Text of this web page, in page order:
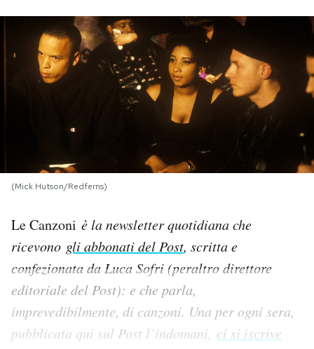
Economia
Sport
Altrecose
Mondiali calcio 2026
I MIEI PREFERITI
CALENDARIO
AREA PERSONALE
(Mick Hutson/Redferns)
Le Canzoni è la newsletter quotidiana che
ricevono gli abbonati del Post, scritta e
confezionata da Luca Sofri (peraltro direttore
editoriale del Post): e che parla,
imprevedibilmente, di canzoni. Una per ogni sera,
pubblicata qui sul Post l’indomani, ci si iscrive